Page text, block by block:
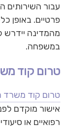
עבור השירותים
פרטיים. באופן
מהמדינה יידרש
במשפחה.
טרום קוד
טרום קוד משרד
אישור מוקדם
רפואיים או